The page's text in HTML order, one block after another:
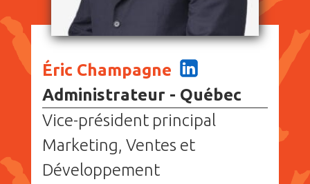
Éric Champagne
Administrateur - Québec
Vice-président principal
Marketing, Ventes et
Développement